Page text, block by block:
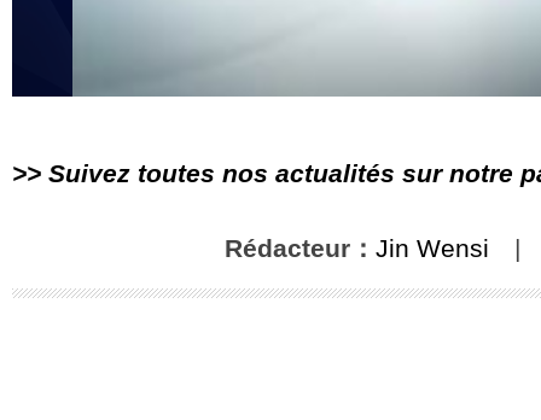
>> Suivez toutes nos actualités sur notre
Rédacteur： Jin Wensi